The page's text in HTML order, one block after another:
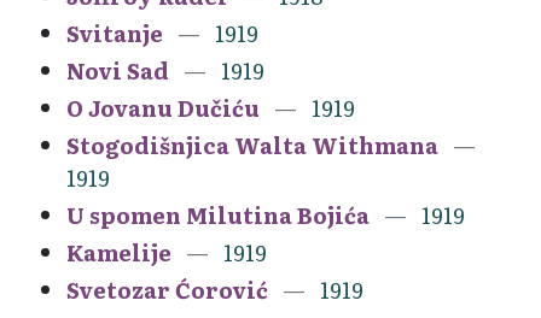
Svitanje
1919
Novi Sad
1919
O Jovanu Dučiću
1919
Stogodišnjica Walta Withmana
1919
U spomen Milutina Bojića
1919
Kamelije
1919
Svetozar Ćorović
1919